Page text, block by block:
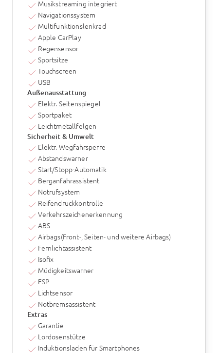
Musikstreaming integriert
Navigationssystem
Multifunktionslenkrad
Apple CarPlay
Regensensor
Sportsitze
Touchscreen
USB
Außenausstattung
Elektr. Seitenspiegel
Sportpaket
Leichtmetallfelgen
Sicherheit & Umwelt
Elektr. Wegfahrsperre
Abstandswarner
Start/Stopp-Automatik
Berganfahrassistent
Notrufsystem
Reifendruckkontrolle
Verkehrszeichenerkennung
ABS
Airbags(Front-, Seiten- und weitere Airbags)
Fernlichtassistent
Isofix
Müdigkeitswarner
ESP
Lichtsensor
Notbremsassistent
Extras
Garantie
Lordosenstütze
Induktionsladen für Smartphones